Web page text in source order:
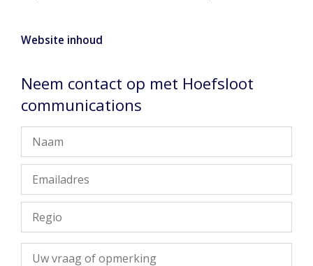
Website inhoud
Neem contact op met Hoefsloot
communications